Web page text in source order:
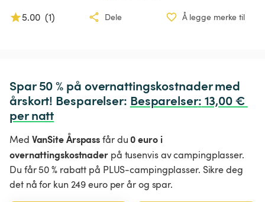
5.00 (1) Dele Å legge merke til
Spar 50 % på overnattingskostnader med
årskort! Besparelser: Besparelser: 13,00 €
per natt
Med VanSite Årspassfår du0 euro i
overnattingskostnaderpå tusenvis av campingplasser.
Du får 50 % rabatt på PLUS-campingplasser. Sikre deg
det nå for kun 249 euro per år og spar.